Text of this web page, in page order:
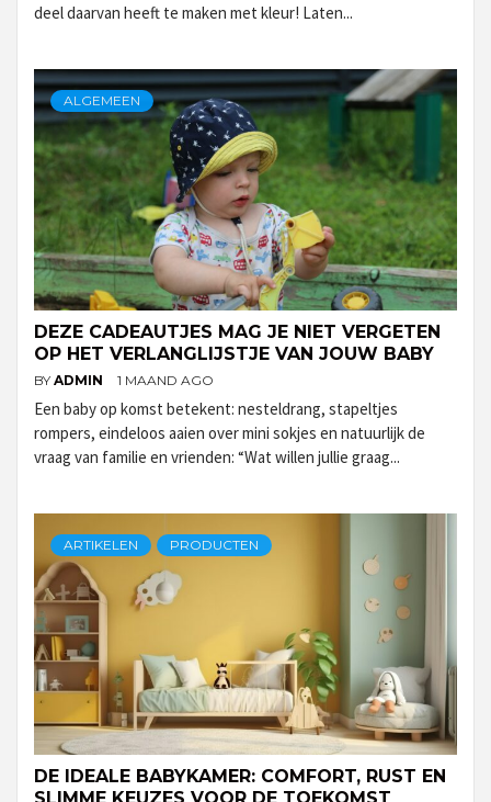
deel daarvan heeft te maken met kleur! Laten...
ALGEMEEN
DEZE CADEAUTJES MAG JE NIET VERGETEN
OP HET VERLANGLIJSTJE VAN JOUW BABY
BY ADMIN 1 MAAND AGO
Een baby op komst betekent: nesteldrang, stapeltjes
rompers, eindeloos aaien over mini sokjes en natuurlijk de
vraag van familie en vrienden: “Wat willen jullie graag...
ARTIKELEN PRODUCTEN
DE IDEALE BABYKAMER: COMFORT, RUST EN